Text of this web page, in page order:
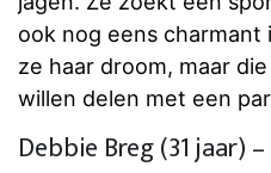
ook nog eens
ze haar droom, maar
willen delen met een
Debbie Breg (31 jaar)